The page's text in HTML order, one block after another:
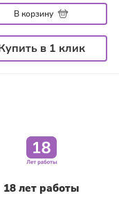
В корзину
в 1 клик
18 лет работы